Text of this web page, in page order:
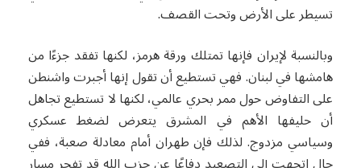
تسيطر على الأرض وتحت القصف.
وبالنسبة لإيران فإنها تمتلك ورقة هرمز، لكنها تفقد جزءًا من
هامشها في لبنان. فهي تستطيع أن تقول إنها أجبرت واشنطن
على التفاوض حول ممر بحري عالمي، لكنها لا تستطيع تجاهل
أن حليفها الأهم في المشرق يتعرض لضغط عسكري
وسياسي مزدوج. لذلك فإن طهران أمام معادلة صعبة، ففي